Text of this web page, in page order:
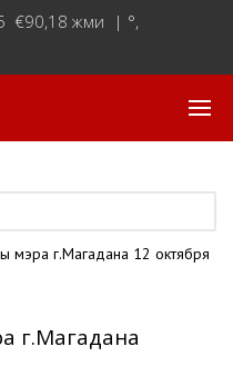
€90,18 жми | °,
мэра г.Магадана 12 октября
г.Магадана